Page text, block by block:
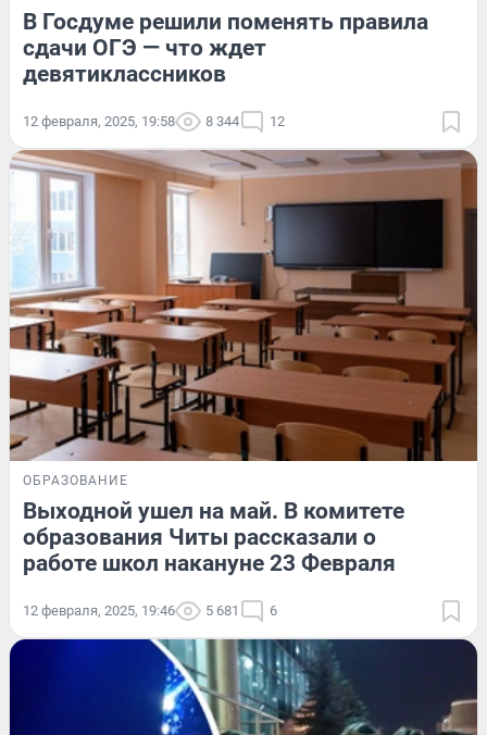
В Госдуме решили поменять правила
сдачи ОГЭ — что ждет
девятиклассников
12 февраля, 2025, 19:58 8 344 12
ОБРАЗОВАНИЕ
Выходной ушел на май. В комитете
образования Читы рассказали о
работе школ накануне 23 Февраля
12 февраля, 2025, 19:46 5 681 6